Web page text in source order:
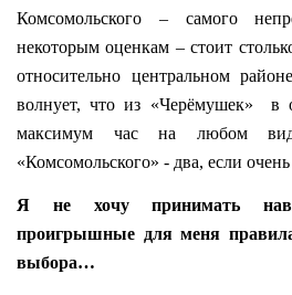
Комсомольского – самого
некоторым оценкам – стоит
относительно центральном
волнует, что из «Черёмушек»
в
максимум час на любом
«Комсомольского» - два, если очень
Я не хочу принимать
проигрышные для меня
выбора…